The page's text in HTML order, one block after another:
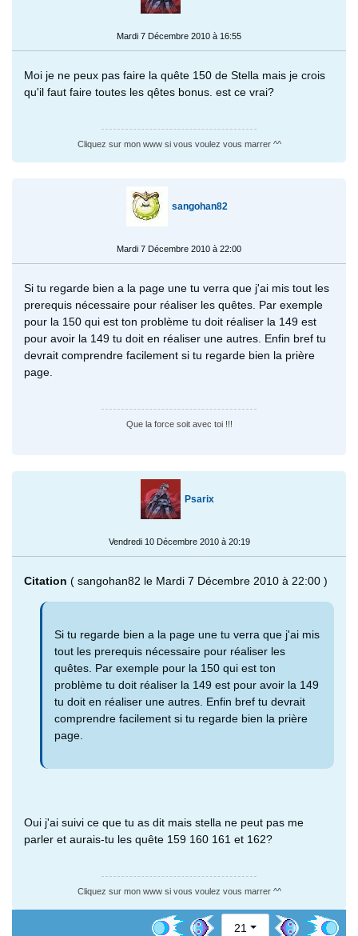
Mardi 7 Décembre 2010 à 16:55
Moi je ne peux pas faire la quête 150 de Stella mais je crois
qu'il faut faire toutes les qêtes bonus. est ce vrai?
Cliquez sur mon www si vous voulez vous marrer ^^
sangohan82
Mardi 7 Décembre 2010 à 22:00
Si tu regarde bien a la page une tu verra que j'ai mis tout les
prerequis nécessaire pour réaliser les quêtes. Par exemple
pour la 150 qui est ton problème tu doit réaliser la 149 est
pour avoir la 149 tu doit en réaliser une autres. Enfin bref tu
devrait comprendre facilement si tu regarde bien la prière
page.
Que la force soit avec toi !!!
Psarix
Vendredi 10 Décembre 2010 à 20:19
Citation ( sangohan82 le Mardi 7 Décembre 2010 à 22:00 )
Si tu regarde bien a la page une tu verra que j'ai mis
tout les prerequis nécessaire pour réaliser les
quêtes. Par exemple pour la 150 qui est ton
problème tu doit réaliser la 149 est pour avoir la 149
tu doit en réaliser une autres. Enfin bref tu devrait
comprendre facilement si tu regarde bien la prière
page.
Oui j'ai suivi ce que tu as dit mais stella ne peut pas me
parler et aurais-tu les quête 159 160 161 et 162?
Cliquez sur mon www si vous voulez vous marrer ^^
21